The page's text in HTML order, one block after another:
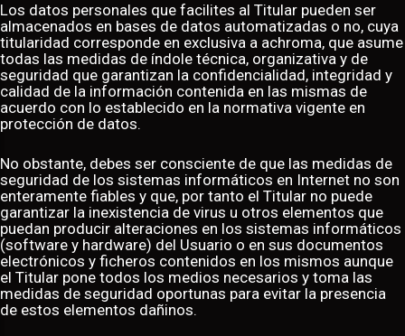
Los datos personales que facilites al Titular pueden ser
almacenados en bases de datos automatizadas o no, cuya
titularidad corresponde en exclusiva a achroma, que asume
todas las medidas de índole técnica, organizativa y de
seguridad que garantizan la confidencialidad, integridad y
calidad de la información contenida en las mismas de
acuerdo con lo establecido en la normativa vigente en
protección de datos.
No obstante, debes ser consciente de que las medidas de
seguridad de los sistemas informáticos en Internet no son
enteramente fiables y que, por tanto el Titular no puede
garantizar la inexistencia de virus u otros elementos que
puedan producir alteraciones en los sistemas informáticos
(software y hardware) del Usuario o en sus documentos
electrónicos y ficheros contenidos en los mismos aunque
el Titular pone todos los medios necesarios y toma las
medidas de seguridad oportunas para evitar la presencia
de estos elementos dañinos.